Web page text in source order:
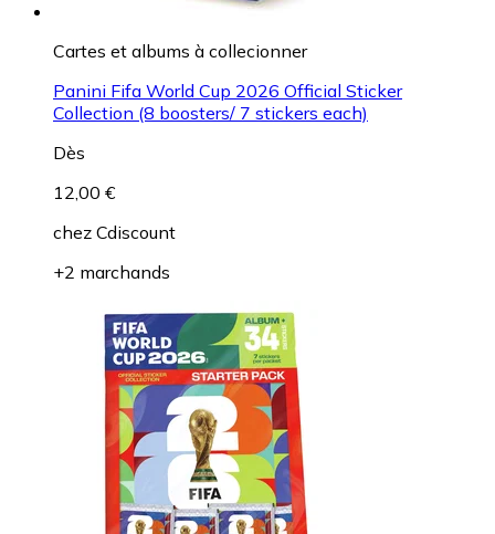
Cartes et albums à collecionner
Panini Fifa World Cup 2026 Official Sticker
Collection (8 boosters/ 7 stickers each)
Dès
12,00 €
chez Cdiscount
+2 marchands